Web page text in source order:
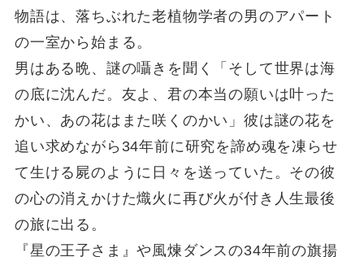
物語は、落ちぶれた老植物学者の男のアパート
の一室から始まる。
男はある晩、謎の囁きを聞く「そして世界は海
の底に沈んだ。友よ、君の本当の願いは叶った
かい、あの花はまた咲くのかい」彼は謎の花を
追い求めながら34年前に研究を諦め魂を凍らせ
て生ける屍のように日々を送っていた。その彼
の心の消えかけた熾火に再び火が付き人生最後
の旅に出る。
『星の王子さま』や風煉ダンスの34年前の旗揚